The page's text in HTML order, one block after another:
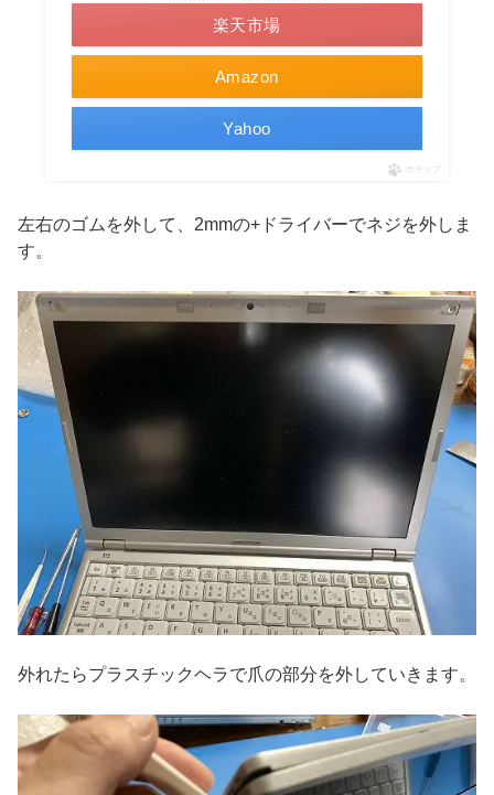
Amazon
楽天市場
Yahoo
ポチップ
左右のゴムを外して、2mmの+ドライバーでネジを外しま
す。
外れたらプラスチックヘラで爪の部分を外していきます。